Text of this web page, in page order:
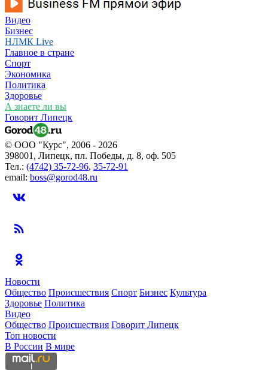
Видео
Бизнес
НЛМК Live
Главное в стране
Спорт
Экономика
Политика
Здоровье
А знаете ли вы
Говорит Липецк
© ООО "Курс", 2006 - 2026
398001, Липецк, пл. Победы, д. 8, оф. 505
Тел.: (4742) 35-72-96, 35-72-91
email: boss@gorod48.ru
Новости
Общество Происшествия Спорт Бизнес Культура
Здоровье Политика
Видео
Общество Происшествия Говорит Липецк
Топ новости
В России В мире